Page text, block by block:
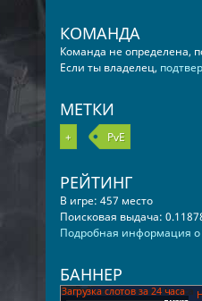
КОМАНДА
Команда не определена,
Если ты владелец,
МЕТКИ
+ PvE
РЕЙТИНГ
В игре: 457 место
Поисковая выдача:
Подробная информация о
БАННЕР